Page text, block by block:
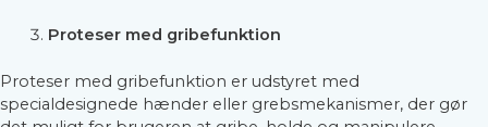
Proteser med gribefunktion
Proteser med gribefunktion er udstyret med
specialdesignede hænder eller grebsmekanismer, der gør